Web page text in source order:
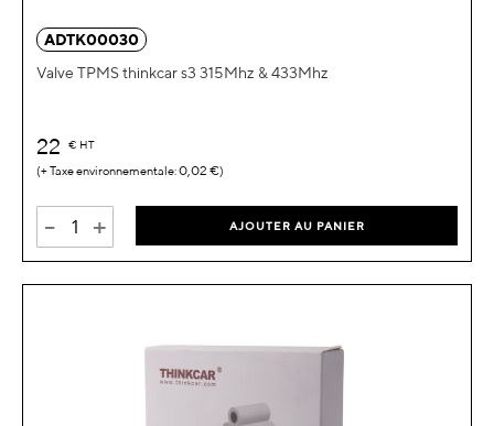
ADTK00030
Valve TPMS thinkcar s3 315Mhz & 433Mhz
22 € HT
0,02 €
- + AJOUTER AU PANIER